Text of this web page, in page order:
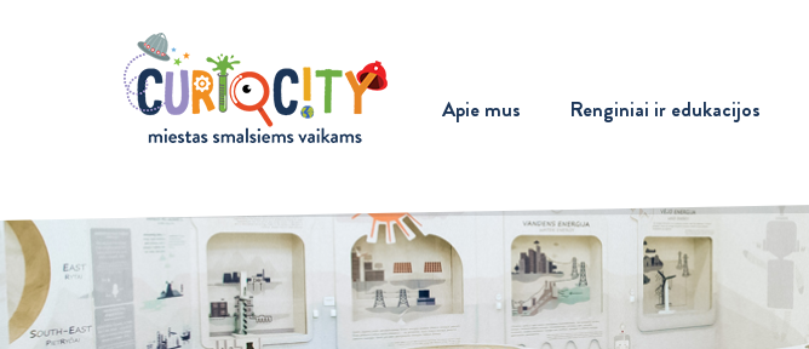
Apie mus Renginiai ir edukacijos